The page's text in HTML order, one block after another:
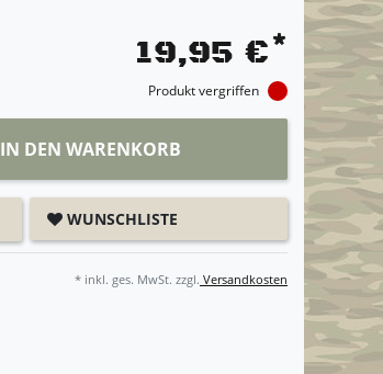
19,95 €*
Produkt vergriffen
IN DEN WARENKORB
WUNSCHLISTE
* inkl. ges. MwSt. zzgl. Versandkosten